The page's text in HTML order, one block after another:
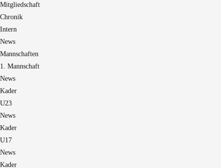
Mitgliedschaft
Chronik
Intern
News
Mannschaften
1. Mannschaft
News
Kader
U23
News
Kader
U17
News
Kader